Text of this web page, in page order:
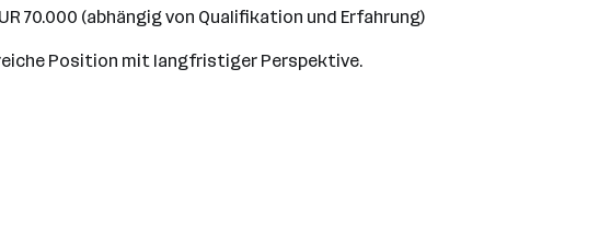
70.000 (abhängig von Qualifikation und Erfahrung)
Position mit langfristiger Perspektive.